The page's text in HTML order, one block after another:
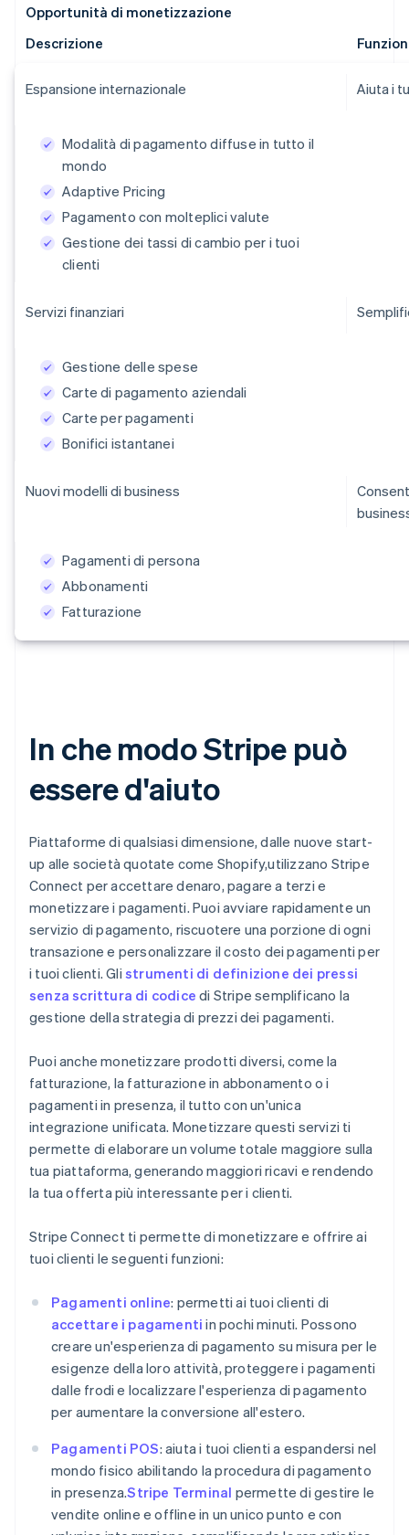
Opportunità di monetizzazione
Descrizione
Espansione internazionale Aiuta i
Modalità di pagamento diffuse in tutto il
mondo
Adaptive Pricing
Pagamento con molteplici valute
Gestione dei tassi di cambio per i tuoi
clienti
Servizi finanziari
Gestione delle spese
Carte di pagamento aziendali
Carte per pagamenti
Bonifici istantanei
Nuovi modelli di business
Pagamenti di persona
Abbonamenti
Fatturazione
In che modo Stripe può
essere d'aiuto
Piattaforme di qualsiasi dimensione, dalle nuove start-
up alle società quotate come Shopify,utilizzano Stripe
Connect per accettare denaro, pagare a terzi e
monetizzare i pagamenti. Puoi avviare rapidamente un
servizio di pagamento, riscuotere una porzione di ogni
transazione e personalizzare il costo dei pagamenti per
i tuoi clienti. Gli strumenti di definizione dei pressi
senza scrittura di codice di Stripe semplificano la
gestione della strategia di prezzi dei pagamenti.
Puoi anche monetizzare prodotti diversi, come la
fatturazione, la fatturazione in abbonamento o i
pagamenti in presenza, il tutto con un'unica
integrazione unificata. Monetizzare questi servizi ti
permette di elaborare un volume totale maggiore sulla
tua piattaforma, generando maggiori ricavi e rendendo
la tua offerta più interessante per i clienti.
Stripe Connect ti permette di monetizzare e offrire ai
tuoi clienti le seguenti funzioni:
Pagamenti online: permetti ai tuoi clienti di
accettare i pagamenti in pochi minuti. Possono
creare un'esperienza di pagamento su misura per le
esigenze della loro attività, proteggere i pagamenti
dalle frodi e localizzare l'esperienza di pagamento
per aumentare la conversione all'estero.
Pagamenti POS: aiuta i tuoi clienti a espandersi nel
mondo fisico abilitando la procedura di pagamento
in presenza.Stripe Terminal permette di gestire le
vendite online e offline in un unico punto e con